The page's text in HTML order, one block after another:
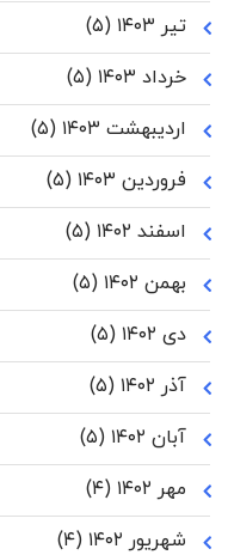
تیر ۱۴۰۳
(۵)
خرداد ۱۴۰۳
(۵)
اردیبهشت ۱۴۰۳
(۵)
فروردین ۱۴۰۳
(۵)
اسفند ۱۴۰۲
(۵)
بهمن ۱۴۰۲
(۵)
دی ۱۴۰۲
(۵)
آذر ۱۴۰۲
(۵)
آبان ۱۴۰۲
(۵)
مهر ۱۴۰۲
(۴)
شهریور ۱۴۰۲
(۴)